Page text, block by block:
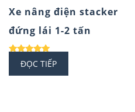
Xe nâng điện stacker
đứng lái 1-2 tấn
Được xếp
hạng
5.00
ĐỌC TIẾP